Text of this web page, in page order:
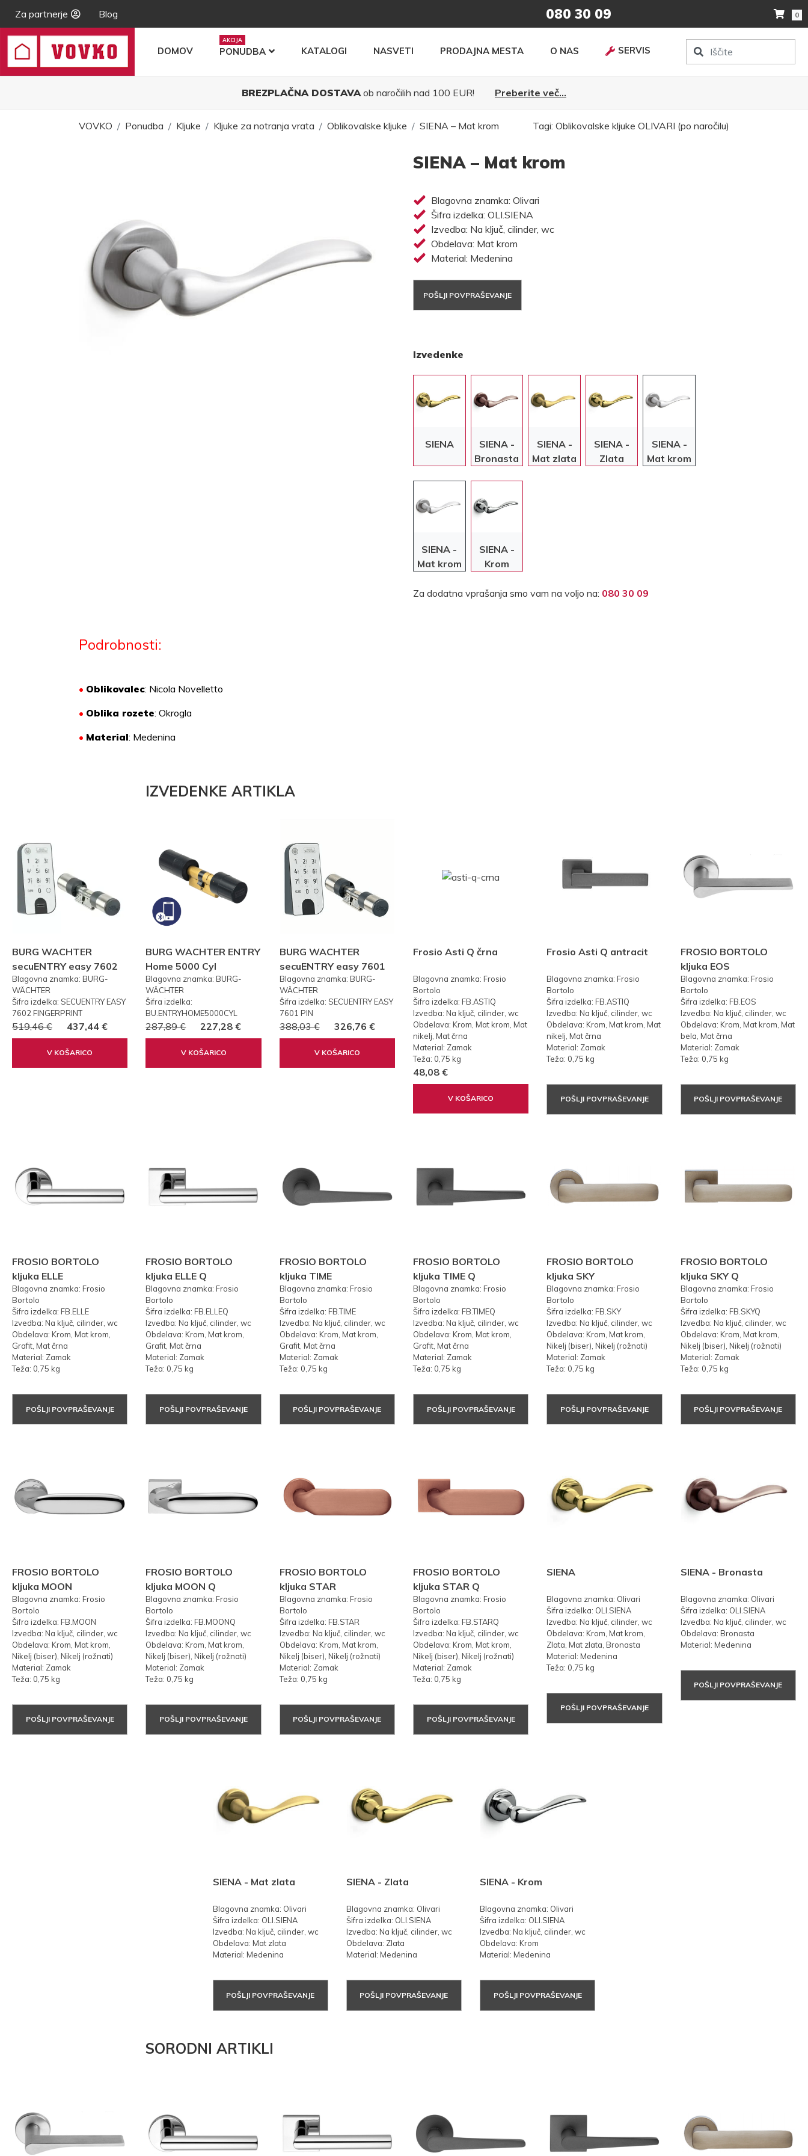
Za partnerje Blog 080 30 09 0
DOMOV PONUDBA KATALOGI NASVETI PRODAJNA MESTA O NAS SERVIS
BREZPLAČNA DOSTAVAob naročilih nad 100 EUR! Preberite več...
VOVKO Ponudba Kljuke Kljuke za notranja vrata Oblikovalske kljuke SIENA – Mat krom Tagi: Oblikovalske kljuke OLIVARI (po naročilu)
SIENA – Mat krom
Blagovna znamka: Olivari
Šifra izdelka: OLI.SIENA
Izvedba: Na ključ, cilinder, wc
Obdelava: Mat krom
Material: Medenina
POŠLJI POVPRAŠEVANJE
Izvedenke
SIENA
SIENA -
Bronasta
SIENA -
Mat zlata
SIENA -
Zlata
SIENA -
Mat krom
SIENA -
Mat krom
SIENA -
Krom
Za dodatna vprašanja smo vam na voljo na: 080 30 09
Podrobnosti:
• Oblikovalec: Nicola Novelletto
• Oblika rozete: Okrogla
• Material: Medenina
IZVEDENKE ARTIKLA
BURG WACHTER
secuENTRY easy 7602
FP PRSTNI ODTIS
Blagovna znamka: BURG-
WÄCHTER
Šifra izdelka: SECUENTRY EASY
7602 FINGERPRINT
519,46 € 437,44 €
V KOŠARICO
BURG WACHTER ENTRY
Home 5000 Cyl
Blagovna znamka: BURG-
WÄCHTER
Šifra izdelka:
BU.ENTRYHOME5000CYL
287,89 € 227,28 €
V KOŠARICO
BURG WACHTER
secuENTRY easy 7601
PIN KODA
Blagovna znamka: BURG-
WÄCHTER
Šifra izdelka: SECUENTRY EASY
7601 PIN
388,03 € 326,76 €
V KOŠARICO
Frosio Asti Q črna
Blagovna znamka: Frosio
Bortolo
Šifra izdelka: FB.ASTIQ
Izvedba: Na ključ, cilinder, wc
Obdelava: Krom, Mat krom, Mat
nikelj, Mat črna
Material: Zamak
Teža: 0,75 kg
48,08 €
V KOŠARICO
Frosio Asti Q antracit
Blagovna znamka: Frosio
Bortolo
Šifra izdelka: FB.ASTIQ
Izvedba: Na ključ, cilinder, wc
Obdelava: Krom, Mat krom, Mat
nikelj, Mat črna
Material: Zamak
Teža: 0,75 kg
POŠLJI POVPRAŠEVANJE
FROSIO BORTOLO
kljuka EOS
Blagovna znamka: Frosio
Bortolo
Šifra izdelka: FB.EOS
Izvedba: Na ključ, cilinder, wc
Obdelava: Krom, Mat krom, Mat
bela, Mat črna
Material: Zamak
Teža: 0,75 kg
POŠLJI POVPRAŠEVANJE
FROSIO BORTOLO
kljuka ELLE
Blagovna znamka: Frosio
Bortolo
Šifra izdelka: FB.ELLE
Izvedba: Na ključ, cilinder, wc
Obdelava: Krom, Mat krom,
Grafit, Mat črna
Material: Zamak
Teža: 0,75 kg
POŠLJI POVPRAŠEVANJE
FROSIO BORTOLO
kljuka ELLE Q
Blagovna znamka: Frosio
Bortolo
Šifra izdelka: FB.ELLEQ
Izvedba: Na ključ, cilinder, wc
Obdelava: Krom, Mat krom,
Grafit, Mat črna
Material: Zamak
Teža: 0,75 kg
POŠLJI POVPRAŠEVANJE
FROSIO BORTOLO
kljuka TIME
Blagovna znamka: Frosio
Bortolo
Šifra izdelka: FB.TIME
Izvedba: Na ključ, cilinder, wc
Obdelava: Krom, Mat krom,
Grafit, Mat črna
Material: Zamak
Teža: 0,75 kg
POŠLJI POVPRAŠEVANJE
FROSIO BORTOLO
kljuka TIME Q
Blagovna znamka: Frosio
Bortolo
Šifra izdelka: FB.TIMEQ
Izvedba: Na ključ, cilinder, wc
Obdelava: Krom, Mat krom,
Grafit, Mat črna
Material: Zamak
Teža: 0,75 kg
POŠLJI POVPRAŠEVANJE
FROSIO BORTOLO
kljuka SKY
Blagovna znamka: Frosio
Bortolo
Šifra izdelka: FB.SKY
Izvedba: Na ključ, cilinder, wc
Obdelava: Krom, Mat krom,
Nikelj (biser), Nikelj (rožnati)
Material: Zamak
Teža: 0,75 kg
POŠLJI POVPRAŠEVANJE
FROSIO BORTOLO
kljuka SKY Q
Blagovna znamka: Frosio
Bortolo
Šifra izdelka: FB.SKYQ
Izvedba: Na ključ, cilinder, wc
Obdelava: Krom, Mat krom,
Nikelj (biser), Nikelj (rožnati)
Material: Zamak
Teža: 0,75 kg
POŠLJI POVPRAŠEVANJE
FROSIO BORTOLO
kljuka MOON
Blagovna znamka: Frosio
Bortolo
Šifra izdelka: FB.MOON
Izvedba: Na ključ, cilinder, wc
Obdelava: Krom, Mat krom,
Nikelj (biser), Nikelj (rožnati)
Material: Zamak
Teža: 0,75 kg
POŠLJI POVPRAŠEVANJE
FROSIO BORTOLO
kljuka MOON Q
Blagovna znamka: Frosio
Bortolo
Šifra izdelka: FB.MOONQ
Izvedba: Na ključ, cilinder, wc
Obdelava: Krom, Mat krom,
Nikelj (biser), Nikelj (rožnati)
Material: Zamak
Teža: 0,75 kg
POŠLJI POVPRAŠEVANJE
FROSIO BORTOLO
kljuka STAR
Blagovna znamka: Frosio
Bortolo
Šifra izdelka: FB.STAR
Izvedba: Na ključ, cilinder, wc
Obdelava: Krom, Mat krom,
Nikelj (biser), Nikelj (rožnati)
Material: Zamak
Teža: 0,75 kg
POŠLJI POVPRAŠEVANJE
FROSIO BORTOLO
kljuka STAR Q
Blagovna znamka: Frosio
Bortolo
Šifra izdelka: FB.STARQ
Izvedba: Na ključ, cilinder, wc
Obdelava: Krom, Mat krom,
Nikelj (biser), Nikelj (rožnati)
Material: Zamak
Teža: 0,75 kg
POŠLJI POVPRAŠEVANJE
SIENA
Blagovna znamka: Olivari
Šifra izdelka: OLI.SIENA
Izvedba: Na ključ, cilinder, wc
Obdelava: Krom, Mat krom,
Zlata, Mat zlata, Bronasta
Material: Medenina
Teža: 0,75 kg
POŠLJI POVPRAŠEVANJE
SIENA - Bronasta
Blagovna znamka: Olivari
Šifra izdelka: OLI.SIENA
Izvedba: Na ključ, cilinder, wc
Obdelava: Bronasta
Material: Medenina
POŠLJI POVPRAŠEVANJE
SIENA - Mat zlata
Blagovna znamka: Olivari
Šifra izdelka: OLI.SIENA
Izvedba: Na ključ, cilinder, wc
Obdelava: Mat zlata
Material: Medenina
POŠLJI POVPRAŠEVANJE
SIENA - Zlata
Blagovna znamka: Olivari
Šifra izdelka: OLI.SIENA
Izvedba: Na ključ, cilinder, wc
Obdelava: Zlata
Material: Medenina
POŠLJI POVPRAŠEVANJE
SIENA - Krom
Blagovna znamka: Olivari
Šifra izdelka: OLI.SIENA
Izvedba: Na ključ, cilinder, wc
Obdelava: Krom
Material: Medenina
POŠLJI POVPRAŠEVANJE
SORODNI ARTIKLI